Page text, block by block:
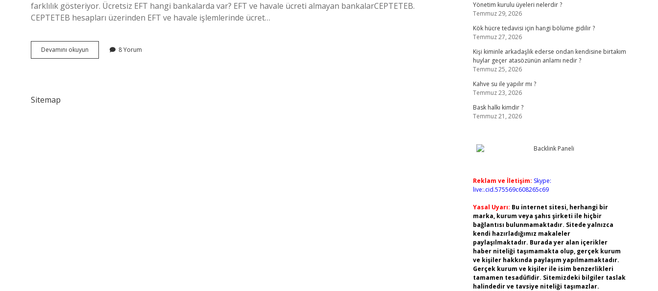
farklılık gösteriyor. Ücretsiz EFT hangi bankalarda var? EFT ve havale ücreti almayan bankalarCEPTETEB.
CEPTETEB hesapları üzerinden EFT ve havale işlemlerinde ücret…
Devamını okuyun Alternatif
Bank
8 Yorum
Sitemap
Yönetim kurulu üyeleri nelerdir ?
Temmuz 29, 2026
Kök hücre tedavisi için hangi bölüme gidilir ?
Temmuz 27, 2026
Kişi kiminle arkadaşlık ederse ondan kendisine birtakım
huylar geçer atasözünün anlamı nedir ?
Temmuz 25, 2026
Kahve su ile yapılır mı ?
Temmuz 23, 2026
Bask halkı kimdir ?
Temmuz 21, 2026
Reklam ve İletişim: Skype:
live:.cid.575569c608265c69
Yasal Uyarı: Bu internet sitesi, herhangi bir
marka, kurum veya şahıs şirketi ile hiçbir
bağlantısı bulunmamaktadır. Sitede yalnızca
kendi hazırladığımız makaleler
paylaşılmaktadır. Burada yer alan içerikler
haber niteliği taşımamakta olup, gerçek kurum
ve kişiler hakkında paylaşım yapılmamaktadır.
Gerçek kurum ve kişiler ile isim benzerlikleri
tamamen tesadüfidir. Sitemizdeki bilgiler taslak
halindedir ve tavsiye niteliği taşımazlar.